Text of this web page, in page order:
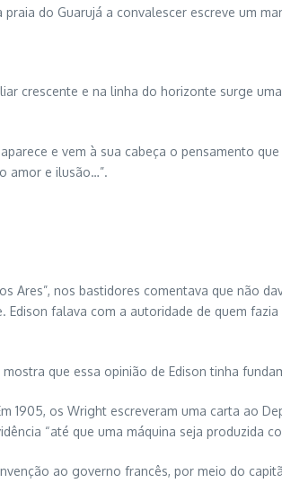
do Guarujá a convalescer escreve um
crescente e na linha do horizonte surge
e vem à sua cabeça o pensamento
amor e ilusão…”.
Ares”, nos bastidores comentava que não
falava com a autoridade de quem
que essa opinião de Edison tinha
1905, os Wright escreveram uma carta ao
“até que uma máquina seja produzida
ao governo francês, por meio do